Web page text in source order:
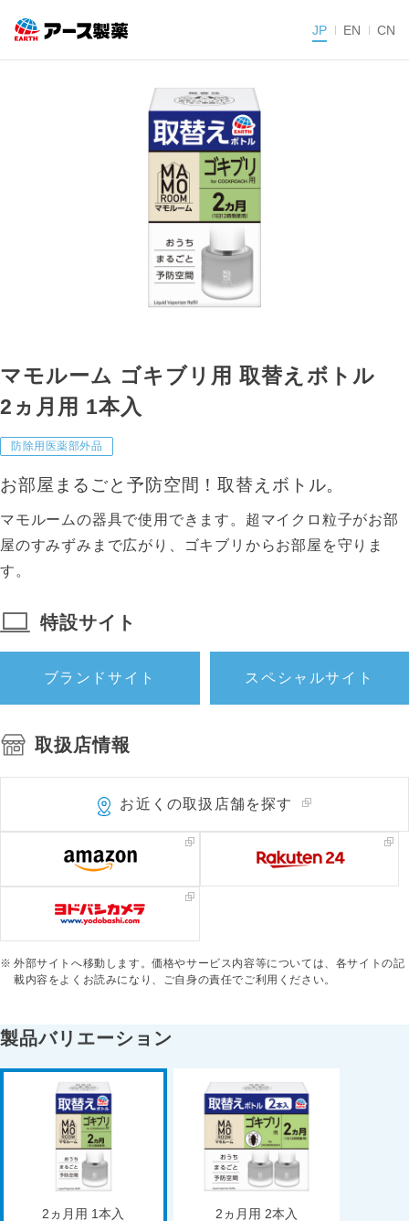
JP EN CN
マモルーム ゴキブリ用 取替えボトル
2ヵ月用 1本入
防除用医薬部外品
お部屋まるごと予防空間！取替えボトル。
マモルームの器具で使用できます。超マイクロ粒子がお部
屋のすみずみまで広がり、ゴキブリからお部屋を守りま
す。
特設サイト
ブランドサイト スペシャルサイト
取扱店情報
お近くの取扱店舗を探す
外部サイトへ移動します。価格やサービス内容等については、各サイトの記
載内容をよくお読みになり、ご自身の責任でご利用ください。
製品バリエーション
2ヵ月用 1本入 2ヵ月用 2本入